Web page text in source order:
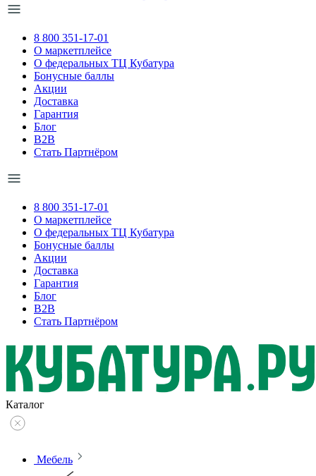
8 800 351-17-01
О маркетплейсе
О федеральных ТЦ Кубатура
Бонусные баллы
Акции
Доставка
Гарантия
Блог
B2B
Стать Партнёром
8 800 351-17-01
О маркетплейсе
О федеральных ТЦ Кубатура
Бонусные баллы
Акции
Доставка
Гарантия
Блог
B2B
Стать Партнёром
Каталог
Мебель